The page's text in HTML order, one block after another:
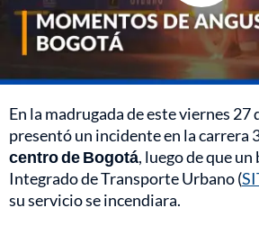
En la madrugada de este viernes 27
presentó un incidente en la carrera
centro de Bogotá, luego de que
Integrado de Transporte Urbano (
su servicio se incendiara.